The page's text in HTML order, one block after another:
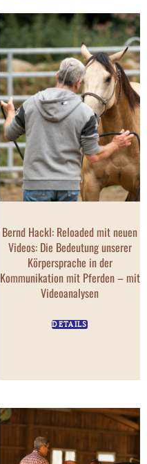
Bernd Hackl: Reloaded mit neuen
Videos: Die Bedeutung unserer
Körpersprache in der
Kommunikation mit Pferden – mit
Videoanalysen
DETAILS